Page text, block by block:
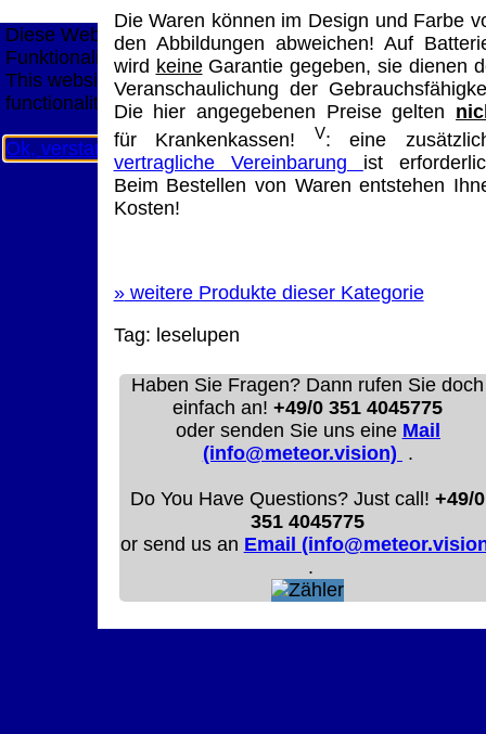
Die Waren können im Design und Farbe
den Abbildungen abweichen! Auf
wird keineGarantie gegeben, sie dienen
Veranschaulichung der
Die hier angegebenen Preise gelten
für Krankenkassen!
V: eine
vertragliche Vereinbarung ist
Beim Bestellen von Waren entstehen
Kosten!
»weitere Produkte dieser Kategorie
Tag: leselupen
Haben Sie Fragen? Dann rufen Sie doch
einfach an!+49/0 351 4045775
oder senden Sie uns eine Mail
(info@meteor.vision) .
Do You Have Questions? Just call!+49/0
351 4045775
or send us an Email
.
Diese Website nutzt Cookies, um bestmögliche
Funktionalität bieten zu können.
This website uses cookies to provide the best possible
functionality.
Ok, verstanden Mehr Infos